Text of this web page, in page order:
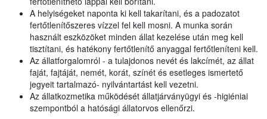
A helyiségeket naponta ki kell takarítani, és a padozatot
fertőtlenítőszeres vízzel fel kell mosni. A munka során
használt eszközöket minden állat kezelése után meg kell
tisztítani, és hatékony fertőtlenítő anyaggal fertőtleníteni kell.
Az állatforgalomról - a tulajdonos nevét és lakcímét, az állat
faját, fajtáját, nemét, korát, színét és esetleges ismertető
jegyeit tartalmazó- nyilvántartást kell vezetni.
Az állatkozmetika működését állatjárványügyi és -higiéniai
szempontból a hatósági állatorvos ellenőrzi.